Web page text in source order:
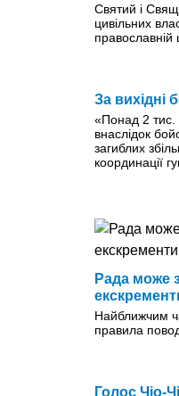
Святий і
цивільних
православнiй
За вихідні
«Понад 2 тис.
внаслідок
загиблих
координації
Рада може
Найближчим
правила
Голос Чіо-